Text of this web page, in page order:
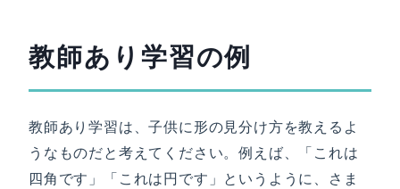
教師あり学習の例
教師あり学習は、子供に形の見分け方を教えるよ
うなものだと考えてください。例えば、「これは
四角です」「これは円です」というように、さま